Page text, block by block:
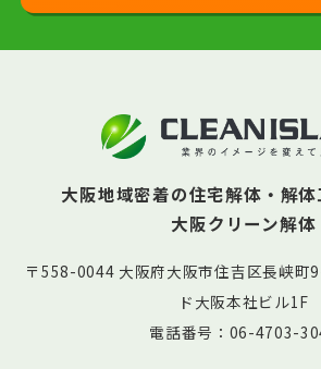
大阪地域密着の住宅解体・解
大阪クリーン解体
〒558-0044 大阪府大阪市住吉区長峡町
ド大阪本社ビル1F
電話番号：06-4703-